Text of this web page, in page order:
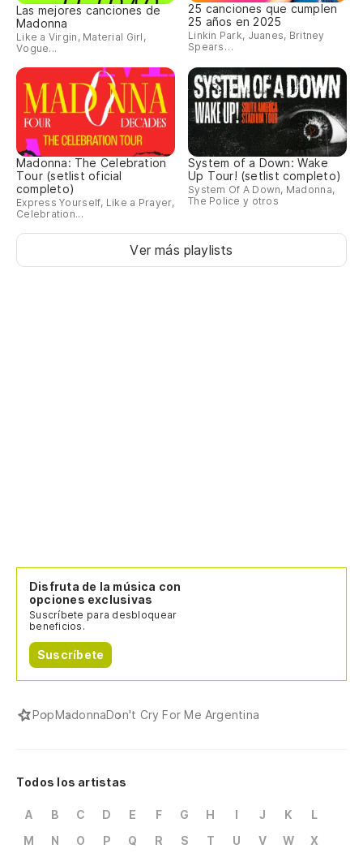
Las mejores canciones de
Madonna
Like a Virgin, Material Girl,
Vogue...
25 canciones que cumplen
25 años en 2025
Linkin Park, Juanes, Britney
Spears…
Madonna: The Celebration
Tour (setlist oficial
completo)
Express Yourself, Like a Prayer,
Celebration...
System of a Down: Wake
Up Tour! (setlist completo)
System Of A Down, Madonna,
The Police y otros
Ver más playlists
Disfruta de la música con
opciones exclusivas
Suscríbete para desbloquear
beneficios.
Suscríbete
PopMadonnaDon't Cry For Me Argentina
Todos los artistas
A B C D E F G H I J K
L
M
N O P Q R S T U V W
X